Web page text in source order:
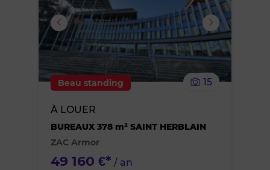
ou
supprimer
Beau standing 15
À LOUER
BUREAUX 378 m² SAINT HERBLAIN
ZAC Armor
49 160 €* / an